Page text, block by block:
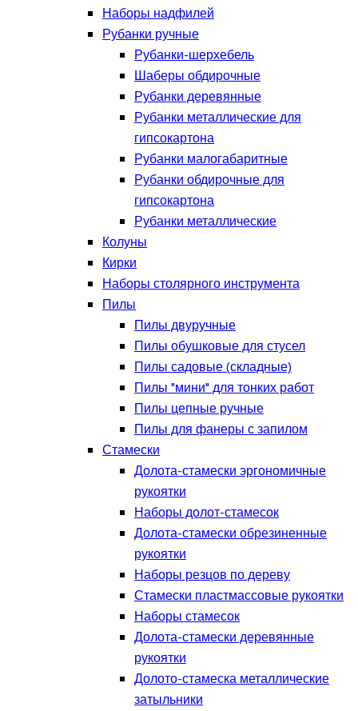
Наборы надфилей
Рубанки ручные
Рубанки-шерхебель
Шаберы обдирочные
Рубанки деревянные
Рубанки металлические для
гипсокартона
Рубанки малогабаритные
Рубанки обдирочные для
гипсокартона
Рубанки металлические
Колуны
Кирки
Наборы столярного инструмента
Пилы
Пилы двуручные
Пилы обушковые для стусел
Пилы садовые (складные)
Пилы "мини" для тонких работ
Пилы цепные ручные
Пилы для фанеры с запилом
Стамески
Долота-стамески эргономичные
рукоятки
Наборы долот-стамесок
Долота-стамески обрезиненные
рукоятки
Наборы резцов по дереву
Стамески пластмассовые рукоятки
Наборы стамесок
Долота-стамески деревянные
рукоятки
Долото-стамеска металлические
затыльники